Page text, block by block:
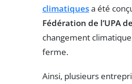
climatiquesa été
Fédération de l’UPA
changement
ferme.
Ainsi, plusieurs